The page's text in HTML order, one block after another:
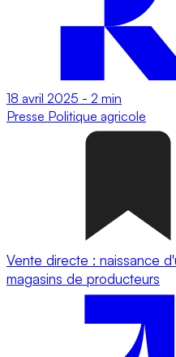
18 avril 2025 - 2 min
Presse Politique agricole
Vente directe : naissance
magasins de producteurs